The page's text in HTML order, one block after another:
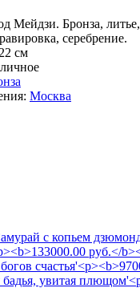
Мейдзи. Бронза, литье,
серебрение.
см
Москва